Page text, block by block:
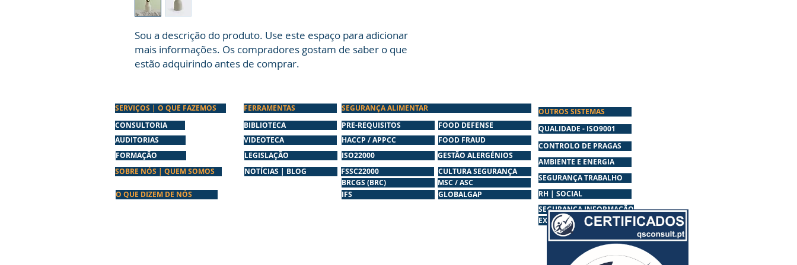
Sou a descrição do produto. Use este espaço para adicionar
mais informações. Os compradores gostam de saber o que
estão adquirindo antes de comprar.
SERVIÇOS | O QUE FAZEMOS FERRAMENTAS SEGURANÇA ALIMENTAR
OUTROS SISTEMAS
QUALIDADE - ISO9001
CONTROLO DE PRAGAS
AMBIENTE E ENERGIA
SEGURANÇA TRABALHO
RH | SOCIAL
SEGURANÇA INFORMAÇÃO
EXTINTORES
CONSULTORIA
AUDITORIAS
FORMAÇÃO
BIBLIOTECA
VIDEOTECA
LEGISLAÇÃO
PRE-REQUISITOS
FOOD DEFENSE
HACCP / APPCC
FOOD FRAUD
ISO22000
GESTÃO ALERGÉNIOS
SOBRE NÓS | QUEM SOMOS
NOTÍCIAS | BLOG
BRCGS (BRC)
FSSC22000
MSC / ASC
CULTURA SEGURANÇA
O QUE DIZEM DE NÓS IFS GLOBALGAP